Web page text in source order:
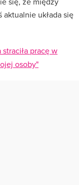
układa się
pracę w
osoby"